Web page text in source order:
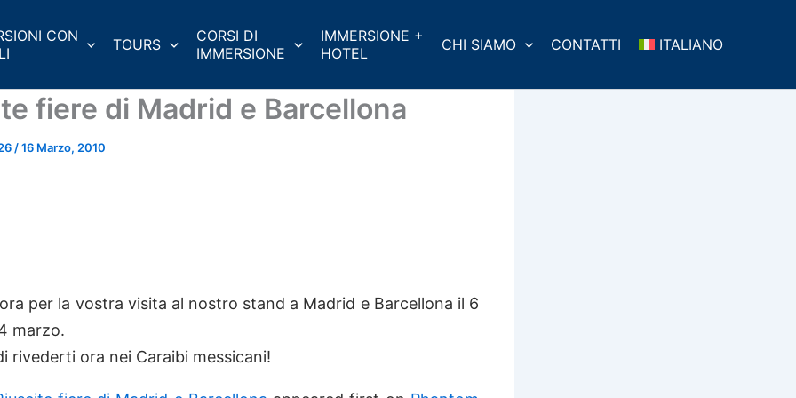
CON
TOURS
CORSI DI
IMMERSIONE
IMMERSIONE +
HOTEL
CHI SIAMO CONTATTI ITALIANO
fiere di Madrid e Barcellona
/16 Marzo, 2010
per la vostra visita al nostro stand a Madrid e Barcellona il 6
marzo.
rivederti ora nei Caraibi messicani!